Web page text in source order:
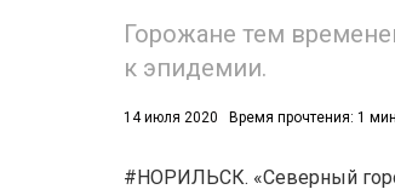
Горожане тем
к эпидемии.
14 июля 2020 Время прочтения: 1
#НОРИЛЬСК. «Северный